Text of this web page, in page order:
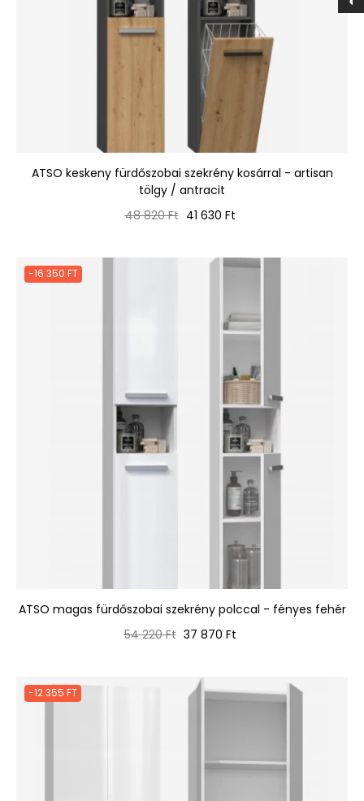
ATSO keskeny fürdőszobai szekrény kosárral - artisan
tölgy / antracit
Normál
48 820 Ft Ár
41 630 Ft
-16 350 FT
ATSO magas fürdőszobai szekrény polccal - fényes fehér
Normál
54 220 Ft Ár
37 870 Ft
-12 355 FT